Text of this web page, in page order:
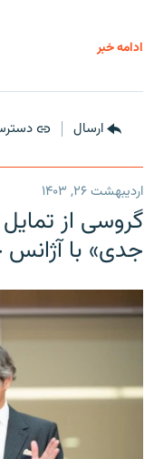
ادامه خبر
ارسال
اردیبهشت ۲۶, ۱۴۰۳
گروسی از تمایل
جدی» با آژانس